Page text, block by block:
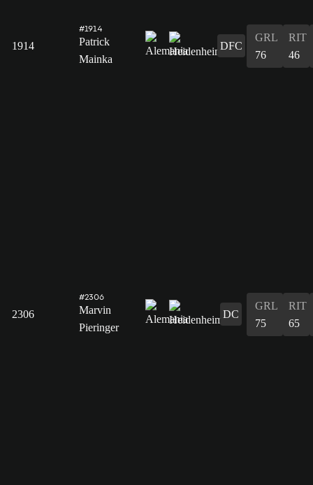
1914
#1914
Patrick
Mainka
DFC
GRL
76
RIT
46
2306
#2306
Marvin
Pieringer
DC
GRL
75
RIT
65